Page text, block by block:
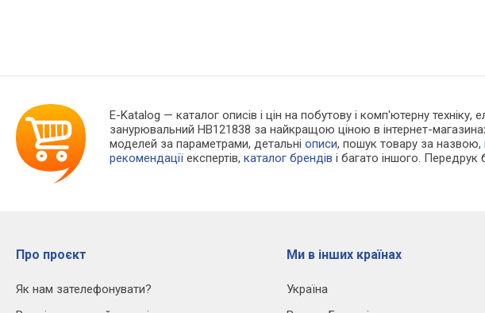
E-Katalog — каталог описів і цін на побутову і комп'ютерну
занурювальний HB121838 за найкращою ціною в інтернет-
моделей за параметрами, детальніописи, пошук товару за назвою,
рекомендації експертів,каталог брендів і багато іншого. Передрук
Про проєкт
Як нам зателефонувати?
Ми в інших країнах
Україна